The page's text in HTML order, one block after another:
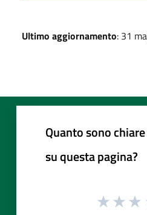
Ultimo aggiornamento: 31
Quanto sono
su questa pagina?